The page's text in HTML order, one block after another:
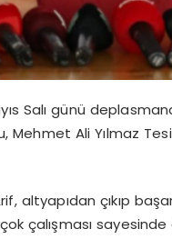
Salı günü
Mehmet Ali Yılmaz
altyapıdan çıkıp
çalışması